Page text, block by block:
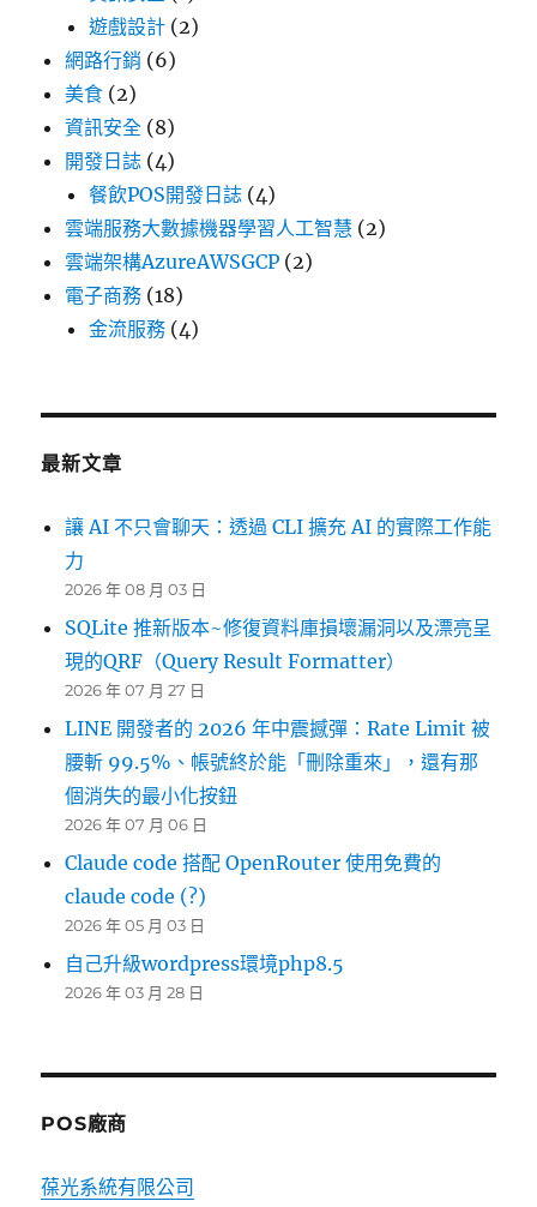
遊戲設計 (2)
網路行銷 (6)
美食 (2)
資訊安全 (8)
開發日誌 (4)
餐飲POS開發日誌 (4)
雲端服務大數據機器學習人工智慧 (2)
雲端架構AzureAWSGCP (2)
電子商務 (18)
金流服務 (4)
最新文章
讓 AI 不只會聊天：透過 CLI 擴充 AI 的實際工作能
力
2026 年 08 月 03 日
SQLite 推新版本~修復資料庫損壞漏洞以及漂亮呈
現的QRF（Query Result Formatter）
2026 年 07 月 27 日
LINE 開發者的 2026 年中震撼彈：Rate Limit 被
腰斬 99.5%、帳號終於能「刪除重來」，還有那
個消失的最小化按鈕
2026 年 07 月 06 日
Claude code 搭配 OpenRouter 使用免費的
claude code (?)
2026 年 05 月 03 日
自己升級wordpress環境php8.5
2026 年 03 月 28 日
POS廠商
葆光系統有限公司